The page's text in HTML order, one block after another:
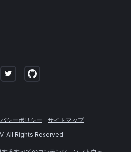
シーポリシー
サイトマップ
All Rights Reserved